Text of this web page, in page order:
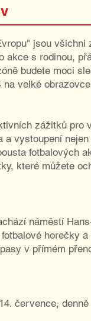
jsou všichni
akce s rodinou,
budete moci
velké
zážitků pro
a vystoupení
fotbalových
které můžete
náměstí
horečky a
v přímém
července, denně